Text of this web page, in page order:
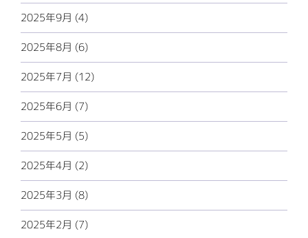
2025年9月 (4)
2025年8月 (6)
2025年7月 (12)
2025年6月 (7)
2025年5月 (5)
2025年4月 (2)
2025年3月 (8)
2025年2月 (7)